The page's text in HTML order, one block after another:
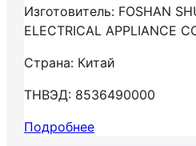
Изготовитель: FOSHAN
ELECTRICAL APPLIANCE
Страна: Китай
ТНВЭД: 8536490000
Подробнее